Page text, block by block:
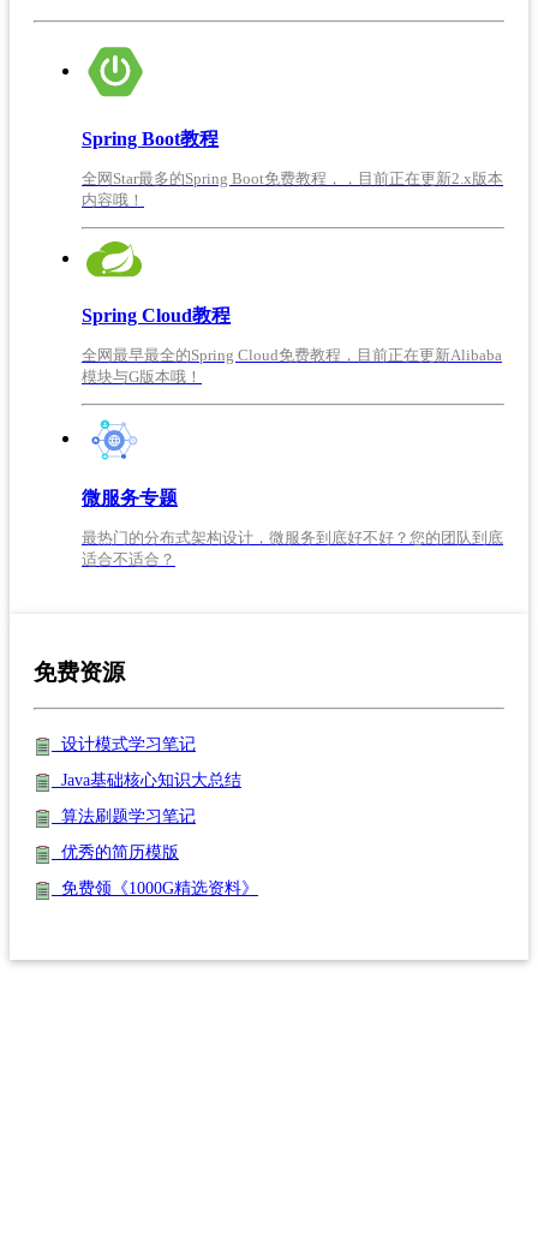
Spring Boot教程
全网Star最多的Spring Boot免费教程，，目前正在更新2.x版本
内容哦！
Spring Cloud教程
全网最早最全的Spring Cloud免费教程，目前正在更新Alibaba
模块与G版本哦！
微服务专题
最热门的分布式架构设计，微服务到底好不好？您的团队到底
适合不适合？
免费资源
设计模式学习笔记
Java基础核心知识大总结
算法刷题学习笔记
优秀的简历模版
免费领《1000G精选资料》